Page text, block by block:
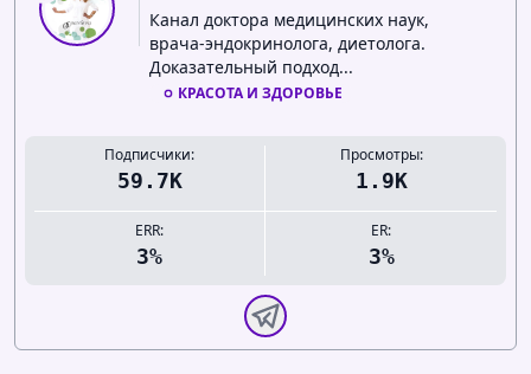
Канал доктора медицинских наук,
врача-эндокринолога, диетолога.
Доказательный подход...
КРАСОТА И ЗДОРОВЬЕ
Подписчики:
59.7K
ERR:
3%
Просмотры:
1.9K
ER:
3%